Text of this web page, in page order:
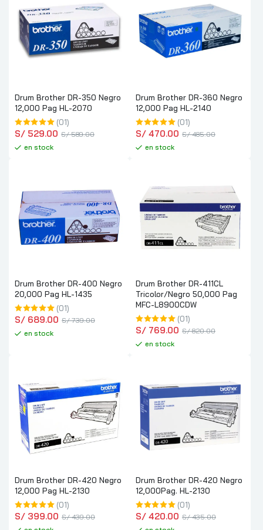
Drum Brother DR-350 Negro
12,000 Pag HL-2070
(01)
S/ 589.00
S/ 529.00
en stock
Drum Brother DR-360 Negro
12,000 Pag HL-2140
(01)
S/ 485.00
S/ 470.00
en stock
Drum Brother DR-400 Negro
20,000 Pag HL-1435
(01)
S/ 739.00
S/ 689.00
en stock
Drum Brother DR-411CL
Tricolor/Negro 50,000 Pag
MFC-L8900CDW
(01)
S/ 820.00
S/ 769.00
en stock
Drum Brother DR-420 Negro
12,000 Pag HL-2130
(01)
S/ 439.00
S/ 399.00
Drum Brother DR-420 Negro
12,000Pag. HL-2130
(01)
S/ 435.00
S/ 420.00